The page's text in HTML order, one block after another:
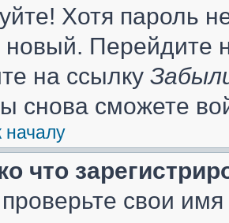
Хотя пароль
новый. Перейдите
на ссылку
снова сможете
началу
что
свои